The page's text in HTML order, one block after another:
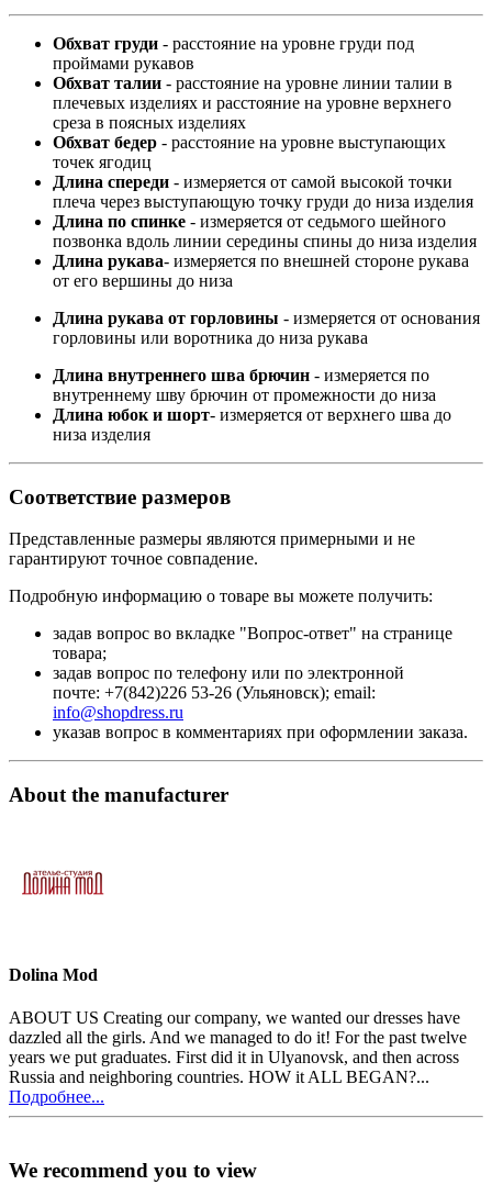
Обхват груди - расстояние на уровне груди под
проймами рукавов
Обхват талии - расстояние на уровне линии талии в
плечевых изделиях и расстояние на уровне верхнего
среза в поясных изделиях
Обхват бедер - расстояние на уровне выступающих
точек ягодиц
Длина спереди - измеряется от самой высокой точки
плеча через выступающую точку груди до низа изделия
Длина по спинке - измеряется от седьмого шейного
позвонка вдоль линии середины спины до низа изделия
Длина рукава- измеряется по внешней стороне рукава
от его вершины до низа
Длина рукава от горловины - измеряется от основания
горловины или воротника до низа рукава
Длина внутреннего шва брючин - измеряется по
внутреннему шву брючин от промежности до низа
Длина юбок и шорт- измеряется от верхнего шва до
низа изделия
Соответствие размеров
Представленные размеры являются примерными и не
гарантируют точное совпадение.
Подробную информацию о товаре вы можете получить:
задав вопрос во вкладке "Вопрос-ответ" на странице
товара;
задав вопрос по телефону или по электронной
почте: +7(842)226 53-26 (Ульяновск); email:
info@shopdress.ru
указав вопрос в комментариях при оформлении заказа.
About the manufacturer
Dolina Mod
ABOUT US Creating our company, we wanted our dresses have
dazzled all the girls. And we managed to do it! For the past twelve
years we put graduates. First did it in Ulyanovsk, and then across
Russia and neighboring countries. HOW it ALL BEGAN?...
Подробнее...
We recommend you to view